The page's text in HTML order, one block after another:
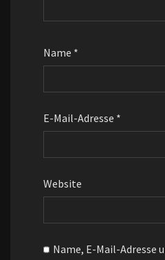
Name *
E-Mail-Adresse *
Website
Name, E-Mail-Adresse